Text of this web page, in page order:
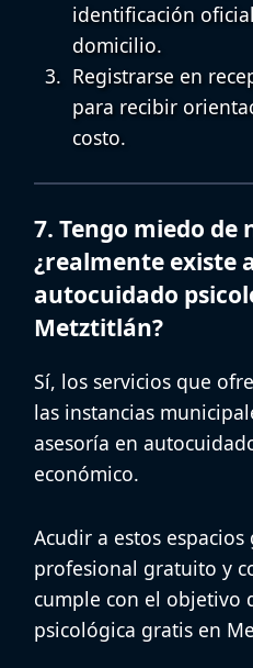
identificación
domicilio.
Registrarse en
para recibir
costo.
7. Tengo miedo de
¿realmente existe
autocuidado
Metztitlán?
Sí, los servicios que
las instancias
asesoría en
económico.
Acudir a estos
profesional gratuito y
cumple con el objetivo
psicológica gratis en